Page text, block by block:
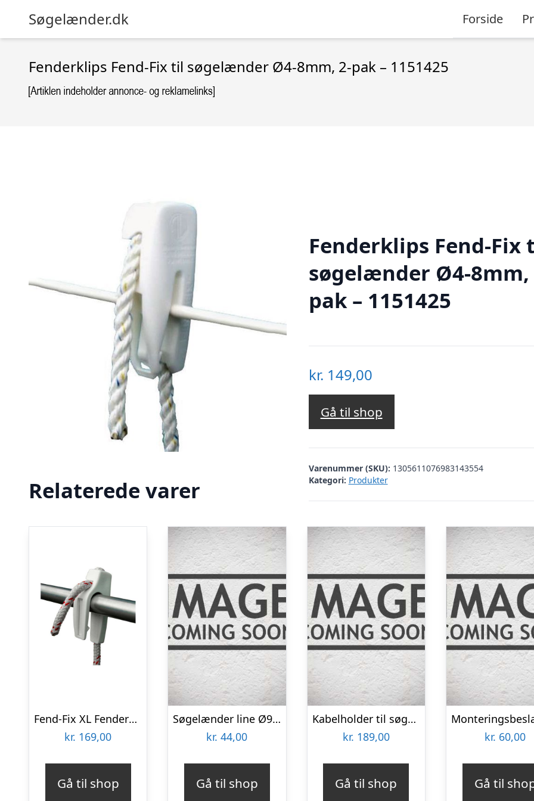
Søgelænder.dk Forside
Fenderklips Fend-Fix til søgelænder Ø4-8mm, 2-pak – 1151425
Fenderklips Fend-Fix
søgelænder Ø4-8mm,
pak – 1151425
kr. 149,00
Gå til shop
Varenummer (SKU): 1305611076983143554
Kategori: Produkter
Relaterede varer
Fend-Fix XL Fenderholder til søgelænder
kr. 169,00
Gå til shop
Søgelænder line Ø9mm – 1339541
kr. 44,00
Gå til shop
Kabelholder til søgelænder, pose med 6stk – 1253077
kr. 189,00
Gå til shop
kr. 60,00
Gå til